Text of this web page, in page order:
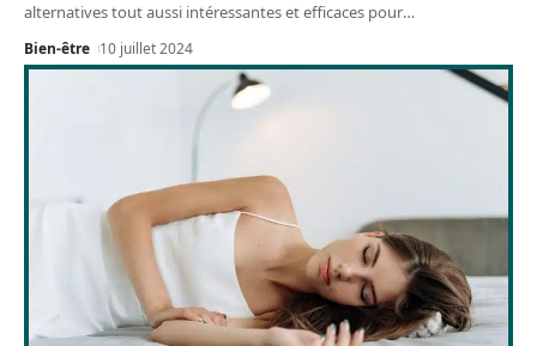
alternatives tout aussi intéressantes et efficaces pour…
Bien-être 10 juillet 2024